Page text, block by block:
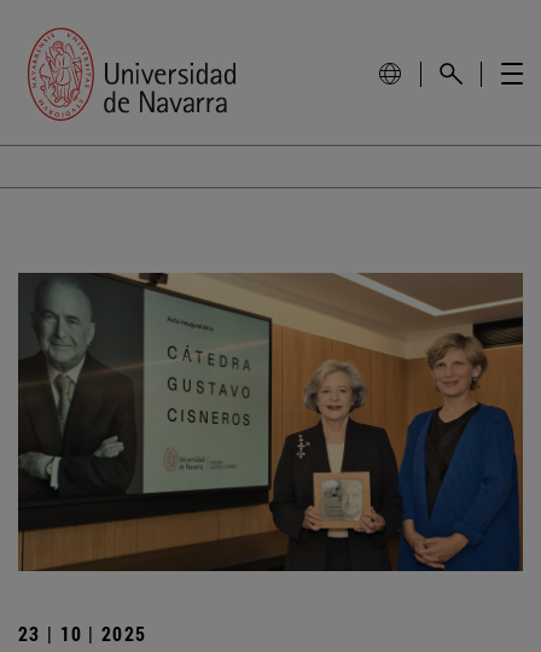
23 | 10 | 2025